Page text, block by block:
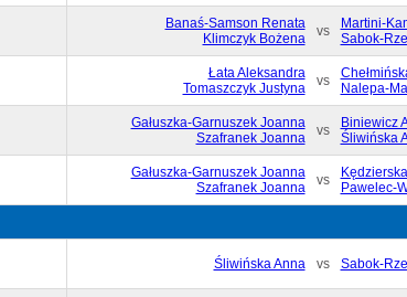
Banaś-Samson Renata
Klimczyk Bożena
vs
Martini-
Sabok-
Łata Aleksandra
Tomaszczyk Justyna
vs
Nalepa-
Gałuszka-Garnuszek Joanna
Szafranek Joanna
vs
Biniewicz
Śliwińska
Gałuszka-Garnuszek Joanna
Szafranek Joanna
vs
Pawelec-
Śliwińska Anna vs Sabok-